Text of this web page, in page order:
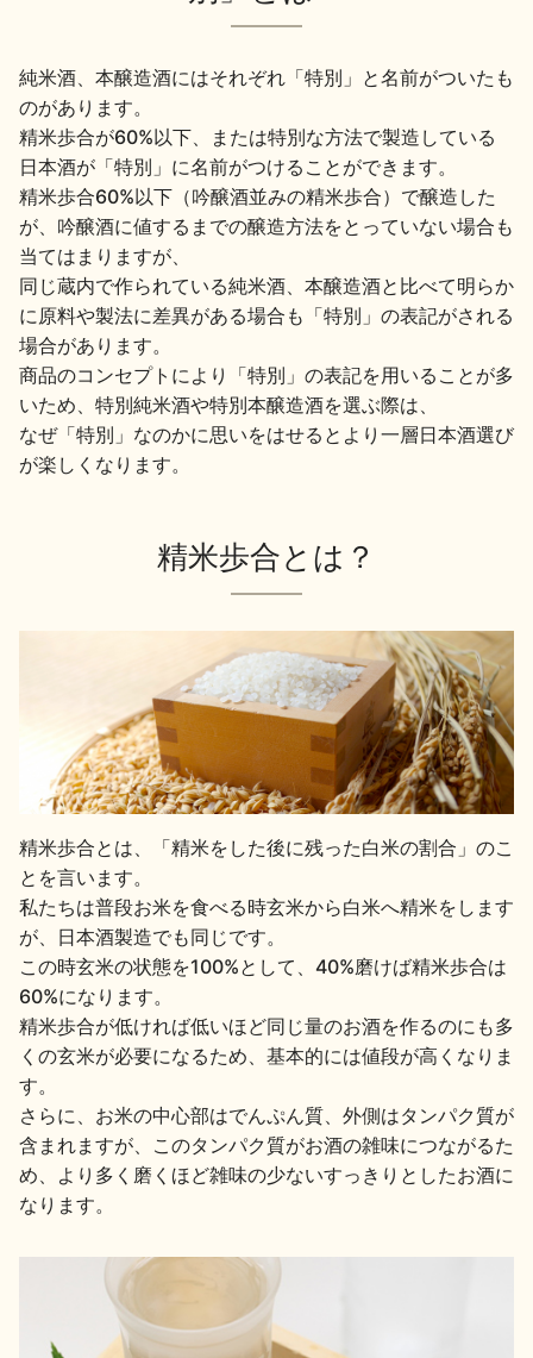
純米酒、本醸造酒にはそれぞれ「特別」と名前がついたも
のがあります。
精米歩合が60%以下、または特別な方法で製造している
日本酒が「特別」に名前がつけることができます。
精米歩合60%以下（吟醸酒並みの精米歩合）で醸造した
が、吟醸酒に値するまでの醸造方法をとっていない場合も
当てはまりますが、
同じ蔵内で作られている純米酒、本醸造酒と比べて明らか
に原料や製法に差異がある場合も「特別」の表記がされる
場合があります。
商品のコンセプトにより「特別」の表記を用いることが多
いため、特別純米酒や特別本醸造酒を選ぶ際は、
なぜ「特別」なのかに思いをはせるとより一層日本酒選び
が楽しくなります。
精米歩合とは？
精米歩合とは、「精米をした後に残った白米の割合」のこ
とを言います。
私たちは普段お米を食べる時玄米から白米へ精米をします
が、日本酒製造でも同じです。
この時玄米の状態を100%として、40%磨けば精米歩合は
60%になります。
精米歩合が低ければ低いほど同じ量のお酒を作るのにも多
くの玄米が必要になるため、基本的には値段が高くなりま
す。
さらに、お米の中心部はでんぷん質、外側はタンパク質が
含まれますが、このタンパク質がお酒の雑味につながるた
め、より多く磨くほど雑味の少ないすっきりとしたお酒に
なります。